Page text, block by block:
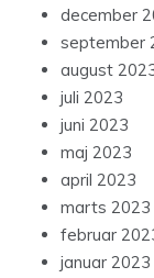
december
september
august
juli 2023
juni 2023
maj 2023
april 2023
marts 2023
februar
januar 2023